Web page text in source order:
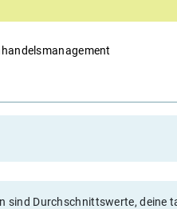
sind Durchschnittswerte, deine